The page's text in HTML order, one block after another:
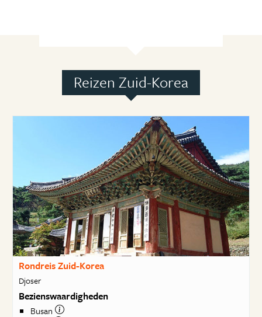
Reizen Zuid-Korea
Rondreis Zuid-Korea
Djoser
Bezienswaardigheden
Busan